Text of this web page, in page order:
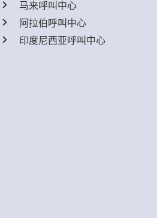
马来呼叫中心
阿拉伯呼叫中心
印度尼西亚呼叫中心